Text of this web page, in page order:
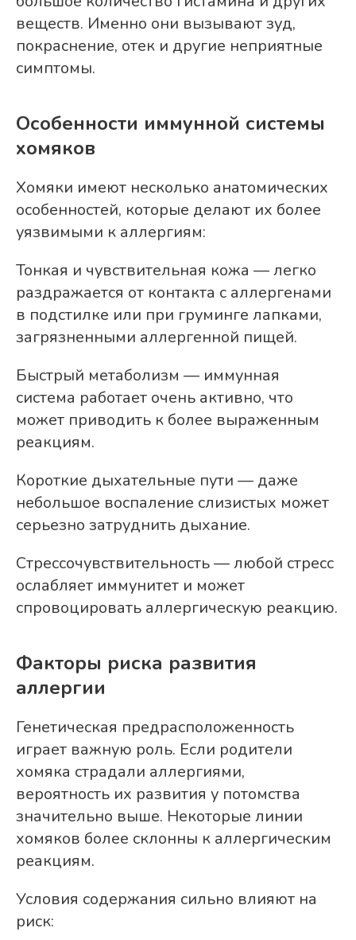
веществ. Именно они вызывают зуд,
покраснение, отек и другие неприятные
симптомы.
Особенности иммунной системы
хомяков
Хомяки имеют несколько анатомических
особенностей, которые делают их более
уязвимыми к аллергиям:
Тонкая и чувствительная кожа — легко
раздражается от контакта с аллергенами
в подстилке или при груминге лапками,
загрязненными аллергенной пищей.
Быстрый метаболизм — иммунная
система работает очень активно, что
может приводить к более выраженным
реакциям.
Короткие дыхательные пути — даже
небольшое воспаление слизистых может
серьезно затруднить дыхание.
Стрессочувствительность — любой стресс
ослабляет иммунитет и может
спровоцировать аллергическую реакцию.
Факторы риска развития
аллергии
Генетическая предрасположенность
играет важную роль. Если родители
хомяка страдали аллергиями,
вероятность их развития у потомства
значительно выше. Некоторые линии
хомяков более склонны к аллергическим
реакциям.
Условия содержания сильно влияют на
риск: